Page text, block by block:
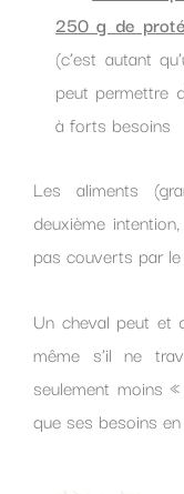
250 g de
(c’est autant
peut permettre
à forts besoins
Les aliments
deuxième
pas couverts par
Un cheval peut et
même s’il ne
seulement moins
que ses besoins